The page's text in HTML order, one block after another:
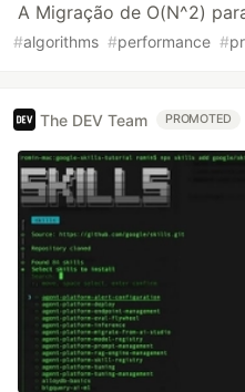
A Migração de O(N^2)
#algorithms #performance #
The DEV Team PROMOTED